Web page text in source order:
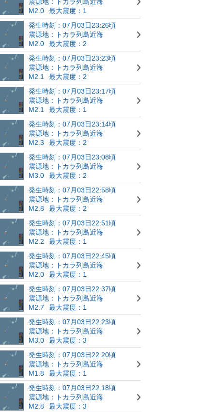
M2.0
最大震度：1
発生時刻：07月03日23:26頃
震源地：トカラ列島近海
M2.0
最大震度：2
発生時刻：07月03日23:23頃
震源地：トカラ列島近海
M2.1
最大震度：2
発生時刻：07月03日23:17頃
震源地：トカラ列島近海
M2.1
最大震度：1
発生時刻：07月03日23:14頃
震源地：トカラ列島近海
M2.3
最大震度：2
発生時刻：07月03日23:08頃
震源地：トカラ列島近海
M3.0
最大震度：2
発生時刻：07月03日22:58頃
震源地：トカラ列島近海
M2.8
最大震度：2
発生時刻：07月03日22:51頃
震源地：トカラ列島近海
M2.2
最大震度：1
発生時刻：07月03日22:45頃
震源地：トカラ列島近海
M2.0
最大震度：1
発生時刻：07月03日22:37頃
震源地：トカラ列島近海
M2.7
最大震度：1
発生時刻：07月03日22:23頃
震源地：トカラ列島近海
M3.0
最大震度：3
発生時刻：07月03日22:20頃
震源地：トカラ列島近海
M1.8
最大震度：1
発生時刻：07月03日22:18頃
震源地：トカラ列島近海
M2.8
最大震度：3